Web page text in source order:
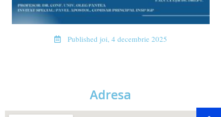
Published joi, 4 decembrie 2025
Adresa